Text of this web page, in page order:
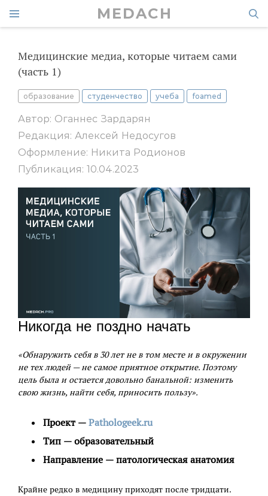
MEDACH
Медицинские медиа, которые читаем сами
(часть 1)
образование студенчество учеба foamed
Автор: Оганнес Зардарян
Редакция: Алексей Недосугов
Оформление: Никита Родионов
Публикация: 10.04.2023
Никогда не поздно начать
«Обнаружить себя в 30 лет не в том месте и в окружении
не тех людей — не самое приятное открытие. Поэтому
цель была и остается довольно банальной: изменить
свою жизнь, найти себя, приносить пользу».
Проект —Pathologeek.ru
Тип — образовательный
Направление — патологическая анатомия
Крайне редко в медицину приходят после тридцати.